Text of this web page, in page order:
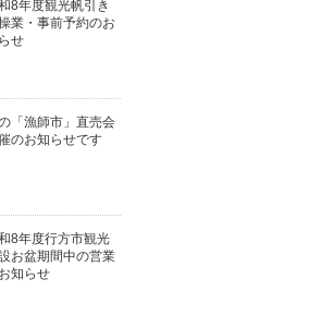
8年度観光帆引き
業・事前予約のお
せ
「漁師市」直売会
のお知らせです
8年度行方市観光
お盆期間中の営業
知らせ